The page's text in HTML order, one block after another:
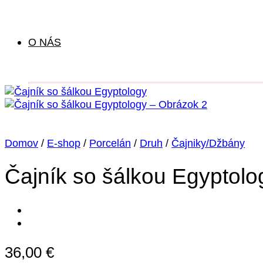
O NÁS
Domov / E-shop / Porcelán / Druh / Čajniky/Džbány
Čajník so šálkou
36,00 €